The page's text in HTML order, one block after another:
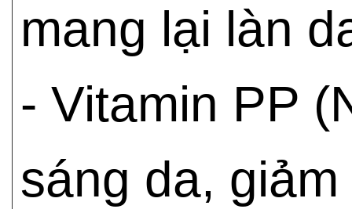
mang lại làn
- Vitamin PP
sáng da,